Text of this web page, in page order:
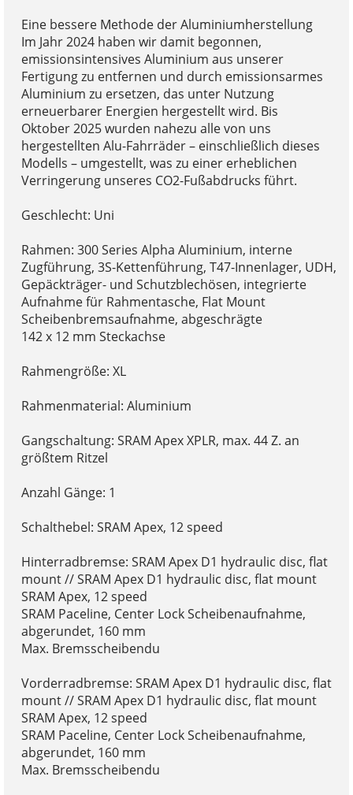
Eine bessere Methode der Aluminiumherstellung
Im Jahr 2024 haben wir damit begonnen,
emissionsintensives Aluminium aus unserer
Fertigung zu entfernen und durch emissionsarmes
Aluminium zu ersetzen, das unter Nutzung
erneuerbarer Energien hergestellt wird. Bis
Oktober 2025 wurden nahezu alle von uns
hergestellten Alu-Fahrräder – einschließlich dieses
Modells – umgestellt, was zu einer erheblichen
Verringerung unseres CO2-Fußabdrucks führt.
Geschlecht: Uni
Rahmen: 300 Series Alpha Aluminium, interne
Zugführung, 3S-Kettenführung, T47-Innenlager, UDH,
Gepäckträger- und Schutzblechösen, integrierte
Aufnahme für Rahmentasche, Flat Mount
Scheibenbremsaufnahme, abgeschrägte
142 x 12 mm Steckachse
Rahmengröße: XL
Rahmenmaterial: Aluminium
Gangschaltung: SRAM Apex XPLR, max. 44 Z. an
größtem Ritzel
Anzahl Gänge: 1
Schalthebel: SRAM Apex, 12 speed
Hinterradbremse: SRAM Apex D1 hydraulic disc, flat
mount // SRAM Apex D1 hydraulic disc, flat mount
SRAM Apex, 12 speed
SRAM Paceline, Center Lock Scheibenaufnahme,
abgerundet, 160 mm
Max. Bremsscheibendu
Vorderradbremse: SRAM Apex D1 hydraulic disc, flat
mount // SRAM Apex D1 hydraulic disc, flat mount
SRAM Apex, 12 speed
SRAM Paceline, Center Lock Scheibenaufnahme,
abgerundet, 160 mm
Max. Bremsscheibendu